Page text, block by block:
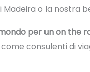
o la nostra
per un on the
consulenti di